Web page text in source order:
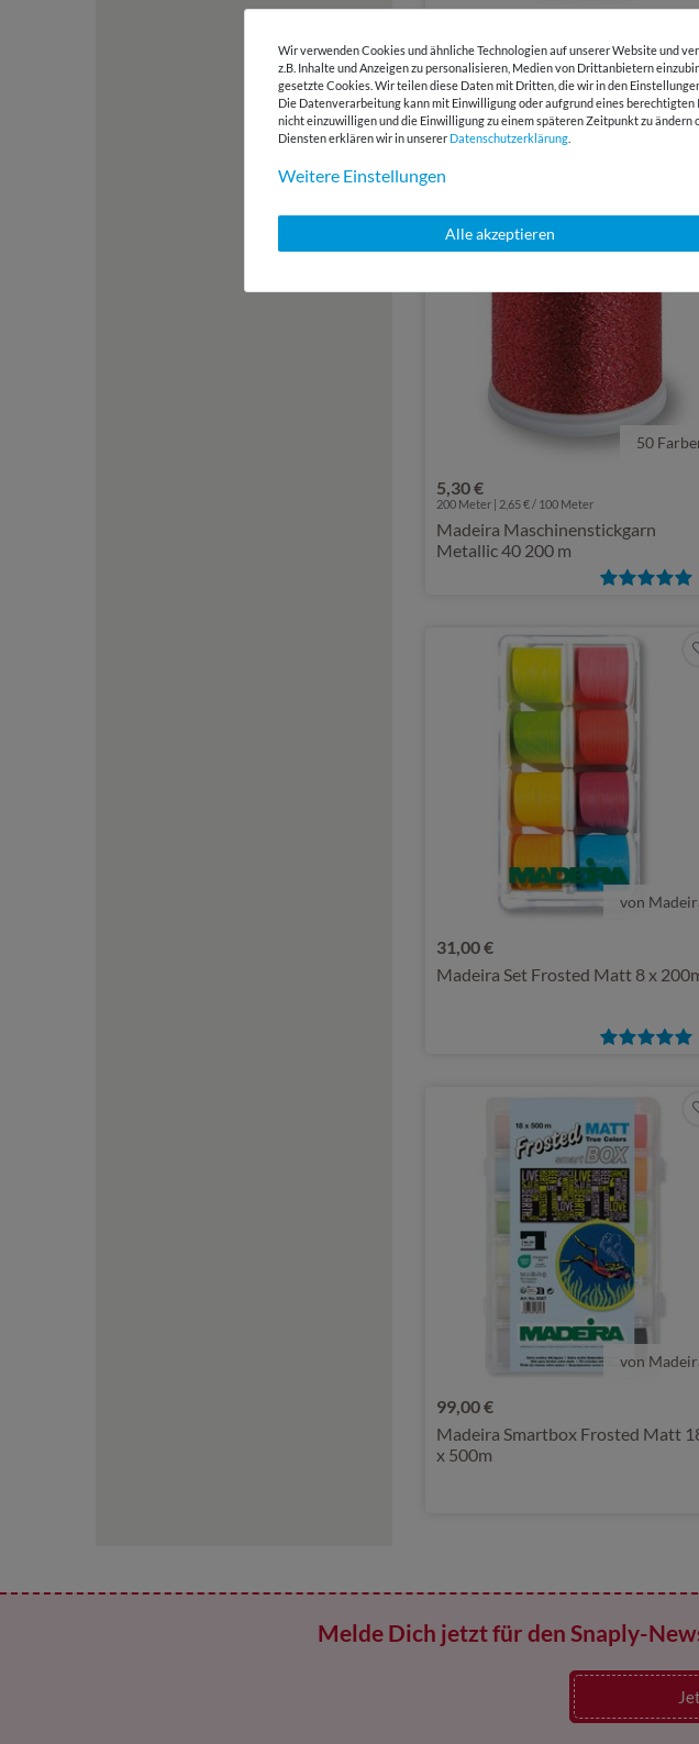
300 Meter | 1,22 € / 100 Meter
Madeira Maschinenstickgarn
200 m
50
5,30 €
200 Meter | 2,65 € / 100 Meter
Madeira Maschinenstickgarn
Metallic 40 200 m
von
31,00 €
Madeira Set Frosted Matt 8 x
von
99,00 €
Madeira Smartbox Frosted Matt
x 500m
Melde Dich jetzt für den Snaply-
Wir verwenden Cookies und ähnliche Technologien auf unserer Website und
z.B. Inhalte und Anzeigen zu personalisieren, Medien von Drittanbietern
gesetzte Cookies. Wir teilen diese Daten mit Dritten, die wir in den
Die Datenverarbeitung kann mit Einwilligung oder aufgrund eines
nicht einzuwilligen und die Einwilligung zu einem späteren Zeitpunkt zu
Diensten erklären wir in unserer Daten­schutz­erklärung
Weitere Einstellungen
Alle akzeptieren